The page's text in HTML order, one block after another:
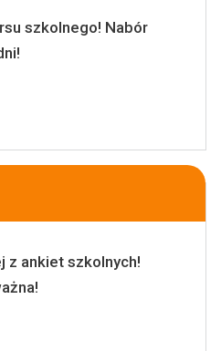
szkolnego! Nabór
z ankiet szkolnych!